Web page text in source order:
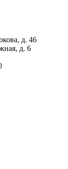
д. 46
д. 6